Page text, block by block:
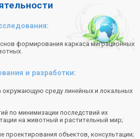
формирования каркаса миграционных
и разработки:
окружающую среду линейных и локальных
по минимизации последствий их
на животный и растительный мир;
проектирования объектов, консультации;